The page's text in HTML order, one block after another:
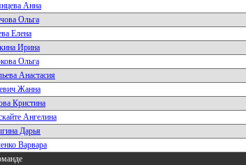
Анна
Ольга
Елена
Ирина
Ольга
Анастасия
Жанна
Кристина
Ангелина
Дарья
Варвара